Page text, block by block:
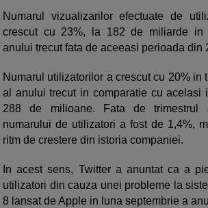
Numarul vizualizarilor efectuate de
crescut cu 23%, la 182 de miliarde in
anului trecut fata de aceeasi perioada din
Numarul utilizatorilor a crescut cu 20% in
al anului trecut in comparatie cu acelasi
288 de milioane. Fata de trimestrul
numarului de utilizatori a fost de 1,4%,
ritm de crestere din istoria companiei.
In acest sens, Twitter a anuntat ca a
utilizatori din cauza unei probleme la
8 lansat de Apple in luna septembrie a